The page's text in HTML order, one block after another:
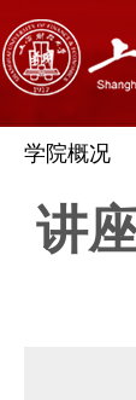
学院概况
讲